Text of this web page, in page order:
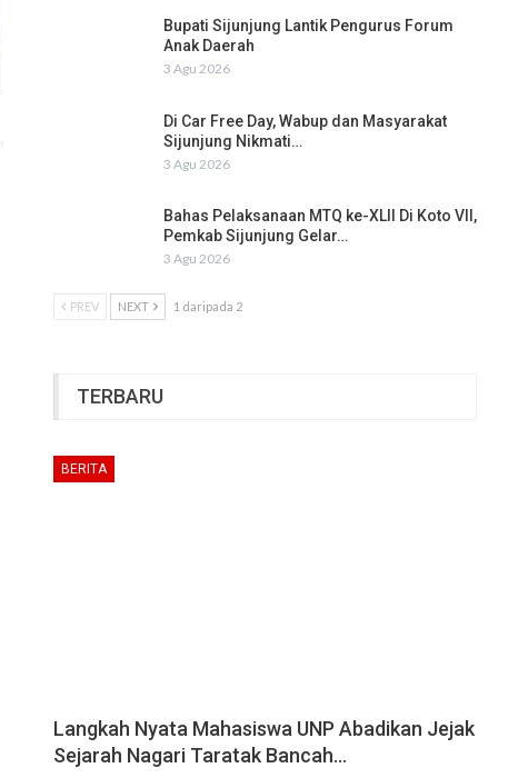
Bupati Sijunjung Lantik Pengurus Forum
Anak Daerah
3 Agu 2026
Di Car Free Day, Wabup dan Masyarakat
Sijunjung Nikmati…
3 Agu 2026
Bahas Pelaksanaan MTQ ke-XLII Di Koto VII,
Pemkab Sijunjung Gelar…
3 Agu 2026
PREV NEXT 1 daripada 2
TERBARU
BERITA
Langkah Nyata Mahasiswa UNP Abadikan Jejak
Sejarah Nagari Taratak Bancah…